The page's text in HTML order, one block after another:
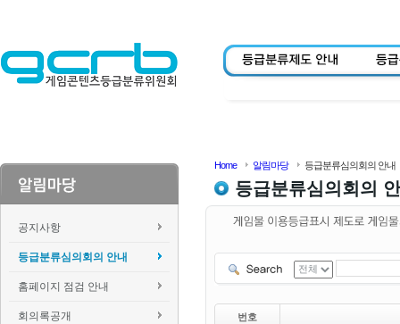
공지사항
등급분류심의회의 안내
홈페이지 점검 안내
회의록공개
Home 알림마당 등급분류심의회의 안내
등급분류심의회의
번호